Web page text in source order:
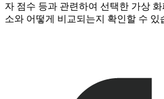
자 점수 등과 관련하여 선택한 가상
소와 어떻게 비교되는지 확인할 수 있